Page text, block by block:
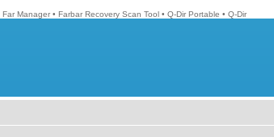
Far Manager • Farbar Recovery Scan Tool • Q-Dir Portable • Q-Dir